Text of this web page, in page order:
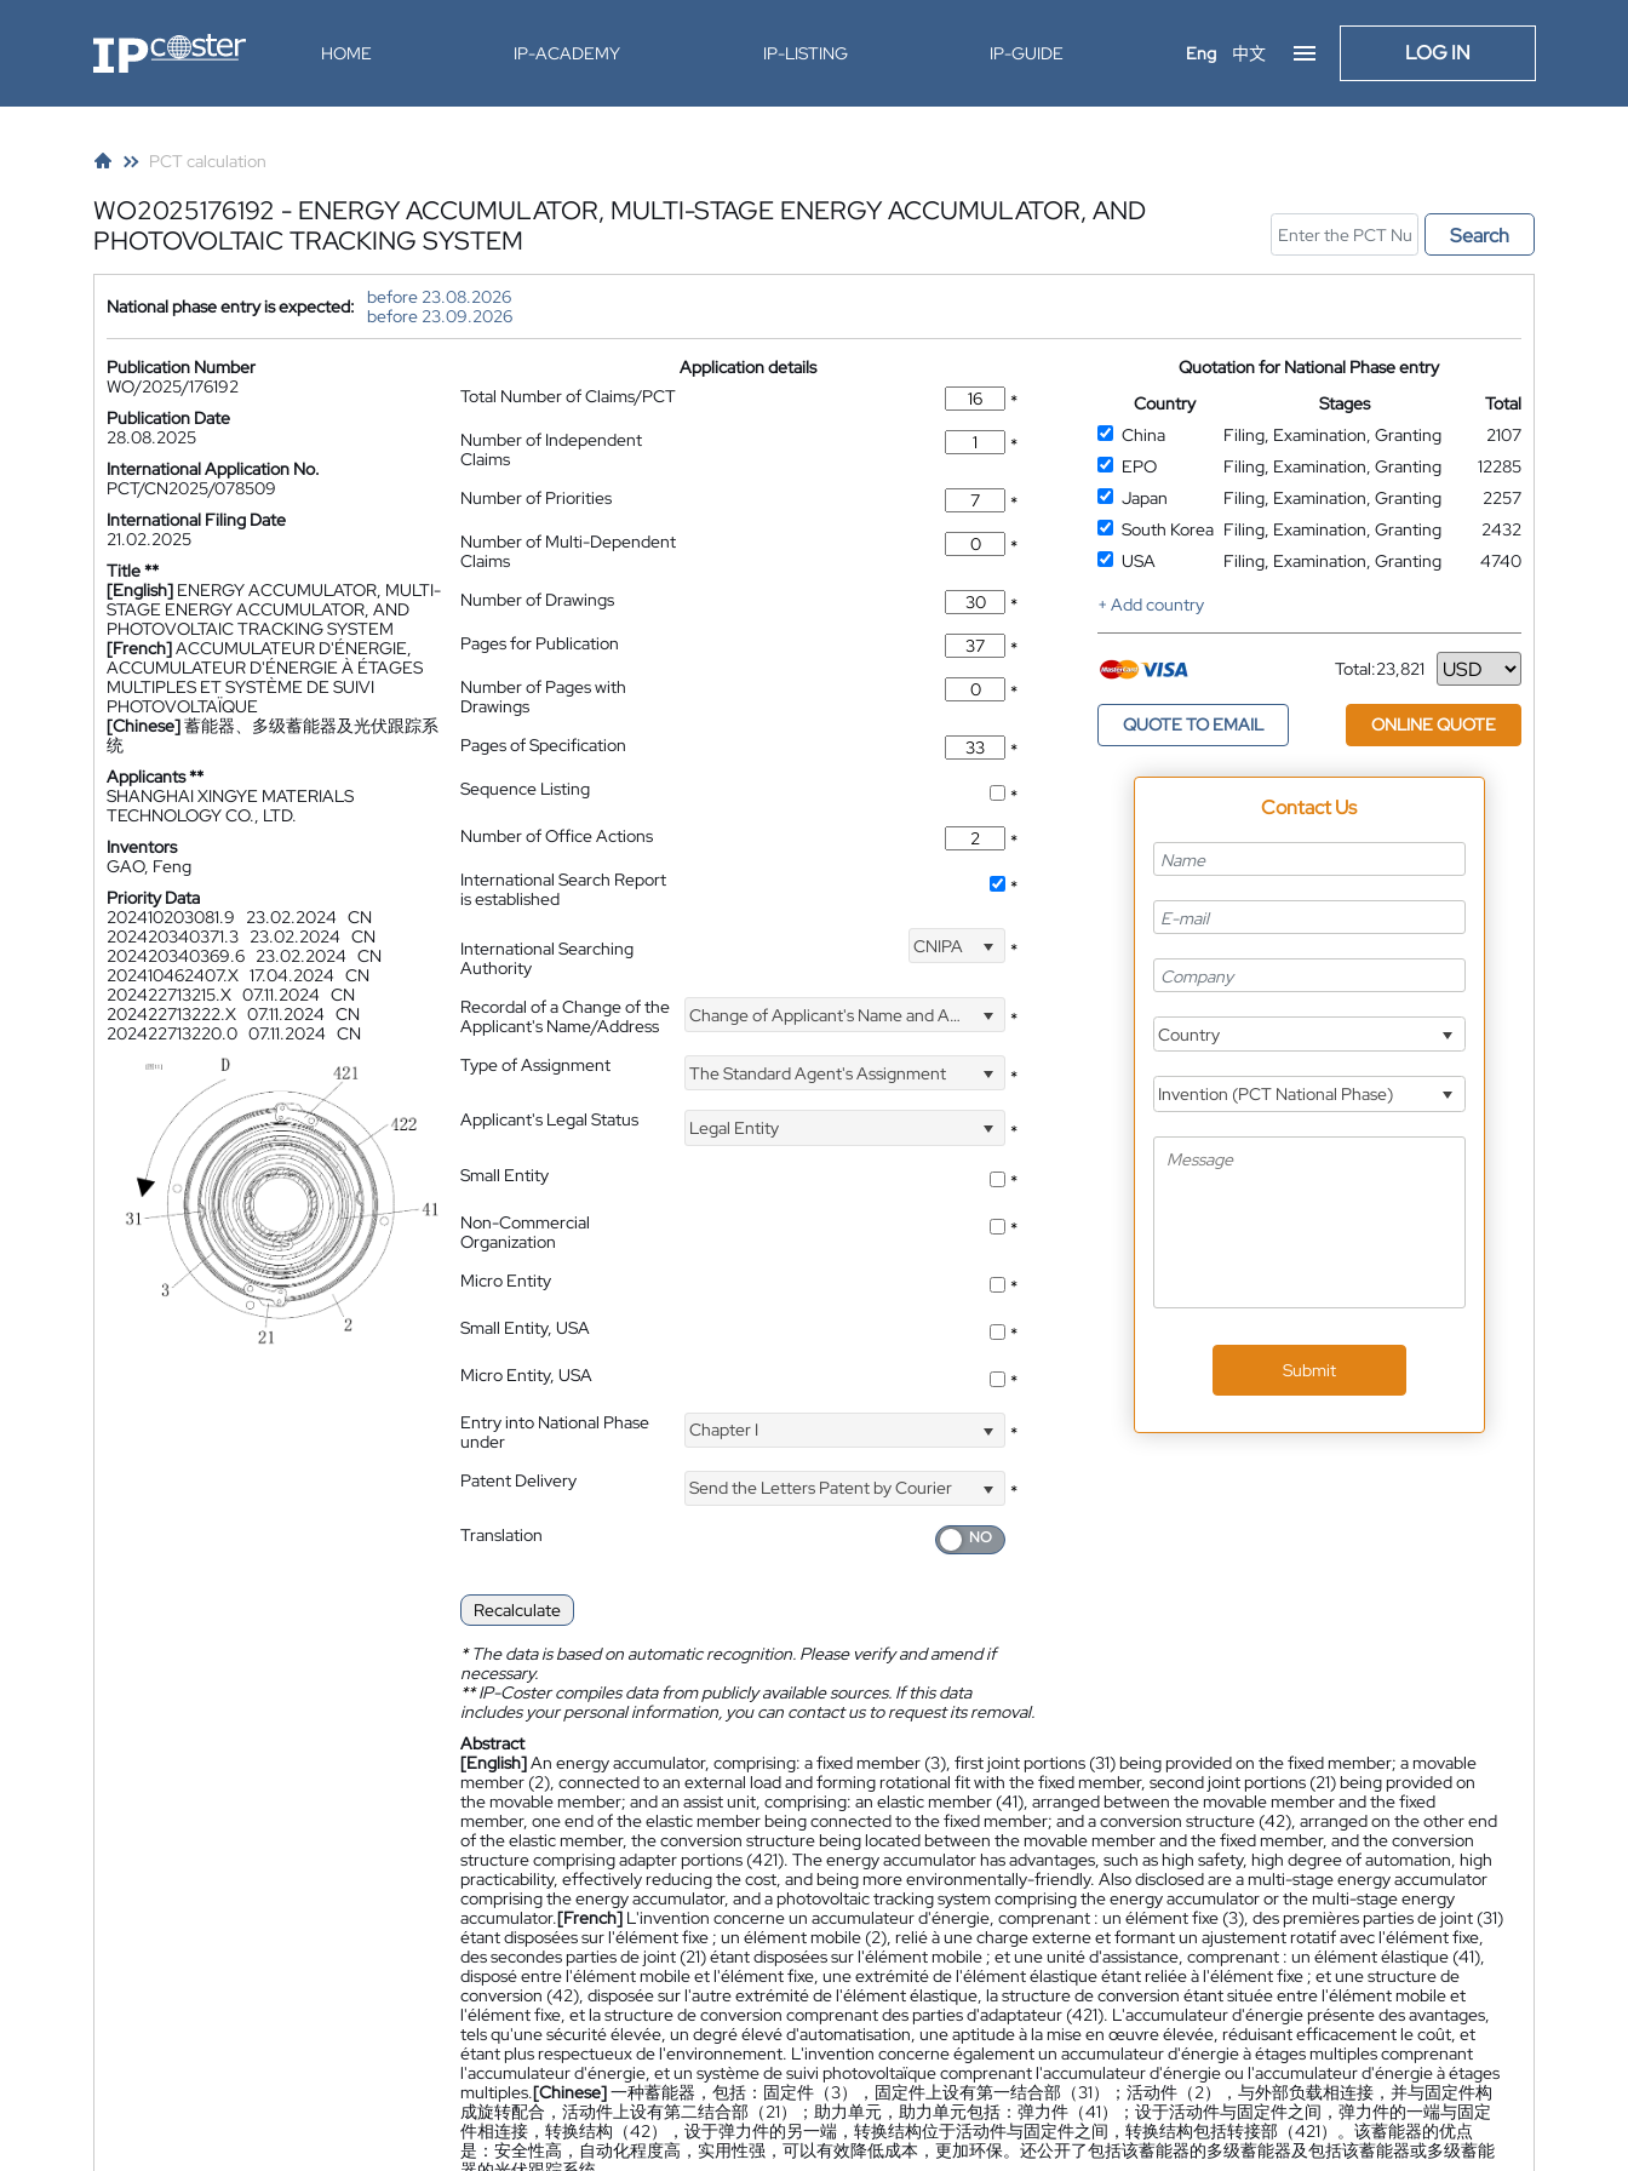
IP-Coster HOME IP-ACADEMY IP-LISTING IP-GUIDE Eng 中文 LOG IN
PCT calculation
WO2025176192 - ENERGY ACCUMULATOR, MULTI-STAGE ENERGY ACCUMULATOR, AND
PHOTOVOLTAIC TRACKING SYSTEM
Search
National phase entry is expected:
before 23.08.2026
before 23.09.2026
Publication Number
WO/2025/176192
Publication Date
28.08.2025
International Application No.
PCT/CN2025/078509
International Filing Date
21.02.2025
Title **
[English] ENERGY ACCUMULATOR, MULTI-
STAGE ENERGY ACCUMULATOR, AND
PHOTOVOLTAIC TRACKING SYSTEM
[French]ACCUMULATEUR D'ÉNERGIE,
ACCUMULATEUR D'ÉNERGIE À ÉTAGES
MULTIPLES ET SYSTÈME DE SUIVI
PHOTOVOLTAÏQUE
[Chinese]蓄能器、多级蓄能器及光伏跟踪系
统
Applicants **
SHANGHAI XINGYE MATERIALS
TECHNOLOGY CO., LTD.
Inventors
GAO, Feng
Priority Data
202410203081.9
23.02.2024 CN
202420340371.3 23.02.2024 CN
202420340369.6 23.02.2024 CN
202410462407.X 17.04.2024 CN
202422713215.X 07.11.2024 CN
202422713222.X 07.11.2024 CN
202422713220.0 07.11.2024 CN
Application details
Total Number of Claims/PCT
*
Number of Independent
Claims
*
Number of Priorities
*
Number of Multi-Dependent
Claims
*
Number of Drawings
*
Pages for Publication
*
Number of Pages with
Drawings
*
Pages of Specification
*
Sequence Listing
*
Number of Office Actions
*
International Search Report
is established
*
International Searching
Authority
CNIPA *
Recordal of a Change of the
Applicant's Name/Address
Change of Applicant's Name and Address *
Type of Assignment The Standard Agent's Assignment
*
Applicant's Legal Status
Legal Entity
*
Small Entity
*
Non-Commercial
Organization
*
Micro Entity
*
Small Entity, USA
*
Micro Entity, USA
*
Entry into National Phase
under
Chapter I *
Patent Delivery Send the Letters Patent by Courier
*
Translation
Recalculate
*The data is based on automatic recognition. Please verify and amend if
necessary.
**IP-Coster compiles data from publicly available sources. If this data
includes your personal information, you can contact us to request its removal.
Quotation for National Phase entry
Country
Stages
Total
China
Filing, Examination, Granting
2107
EPO
Filing, Examination, Granting
12285
Japan
Filing, Examination, Granting
2257
South Korea Filing, Examination, Granting
2432
USA
Filing, Examination, Granting
4740
+ Add country
Total:23,821
Currency
QUOTE TO EMAIL ONLINE QUOTE
Contact Us
Country
Invention (PCT National Phase)
Submit
Abstract
[English]An energy accumulator, comprising: a fixed member (3), first joint portions (31) being provided on the fixed member; a movable
member (2), connected to an external load and forming rotational fit with the fixed member, second joint portions (21) being provided on
the movable member; and an assist unit, comprising: an elastic member (41), arranged between the movable member and the fixed
member, one end of the elastic member being connected to the fixed member; and a conversion structure (42), arranged on the other end
of the elastic member, the conversion structure being located between the movable member and the fixed member, and the conversion
structure comprising adapter portions (421). The energy accumulator has advantages, such as high safety, high degree of automation, high
practicability, effectively reducing the cost, and being more environmentally-friendly. Also disclosed are a multi-stage energy accumulator
comprising the energy accumulator, and a photovoltaic tracking system comprising the energy accumulator or the multi-stage energy
accumulator.[French] L'invention concerne un accumulateur d'énergie, comprenant : un élément fixe (3), des premières parties de joint (31)
étant disposées sur l'élément fixe ; un élément mobile (2), relié à une charge externe et formant un ajustement rotatif avec l'élément fixe,
des secondes parties de joint (21) étant disposées sur l'élément mobile ; et une unité d'assistance, comprenant : un élément élastique (41),
disposé entre l'élément mobile et l'élément fixe, une extrémité de l'élément élastique étant reliée à l'élément fixe ; et une structure de
conversion (42), disposée sur l'autre extrémité de l'élément élastique, la structure de conversion étant située entre l'élément mobile et
l'élément fixe, et la structure de conversion comprenant des parties d'adaptateur (421). L'accumulateur d'énergie présente des avantages,
tels qu'une sécurité élevée, un degré élevé d'automatisation, une aptitude à la mise en œuvre élevée, réduisant efficacement le coût, et
étant plus respectueux de l'environnement. L'invention concerne également un accumulateur d'énergie à étages multiples comprenant
l'accumulateur d'énergie, et un système de suivi photovoltaïque comprenant l'accumulateur d'énergie ou l'accumulateur d'énergie à étages
multiples.[Chinese]一种蓄能器，包括：固定件（3），固定件上设有第一结合部（31）；活动件（2），与外部负载相连接，并与固定件构
成旋转配合，活动件上设有第二结合部（21）；助力单元，助力单元包括：弹力件（41）；设于活动件与固定件之间，弹力件的一端与固定
件相连接，转换结构（42），设于弹力件的另一端，转换结构位于活动件与固定件之间，转换结构包括转接部（421）。该蓄能器的优点
是：安全性高，自动化程度高，实用性强，可以有效降低成本，更加环保。还公开了包括该蓄能器的多级蓄能器及包括该蓄能器或多级蓄能